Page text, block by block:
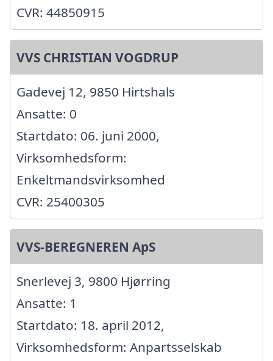
CVR: 44850915
VVS CHRISTIAN VOGDRUP
Gadevej 12, 9850 Hirtshals
Ansatte: 0
Startdato: 06. juni 2000,
Virksomhedsform:
Enkeltmandsvirksomhed
CVR: 25400305
VVS-BEREGNEREN ApS
Snerlevej 3, 9800 Hjørring
Ansatte: 1
Startdato: 18. april 2012,
Virksomhedsform: Anpartsselskab